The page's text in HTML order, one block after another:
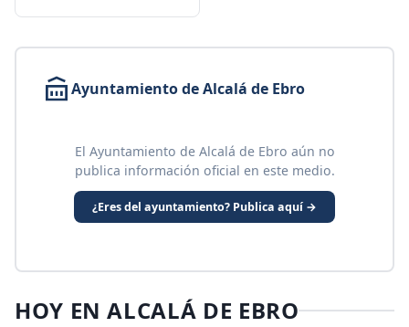
Ayuntamiento de Alcalá de Ebro
El Ayuntamiento de Alcalá de Ebro aún no
publica información oficial en este medio.
¿Eres del ayuntamiento? Publica aquí →
HOY EN ALCALÁ DE EBRO